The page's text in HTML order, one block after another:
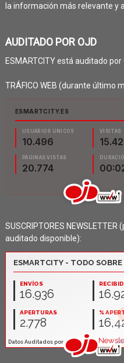
la información más relevante y
AUDITADO POR OJD
ESMARTCITY está auditado por
TRÁFICO WEB (durante último
SUSCRIPTORES
auditado disponible):